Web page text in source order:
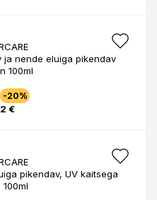
nende eluiga pikendav
100ml
-20%
€
pikendav, UV kaitsega